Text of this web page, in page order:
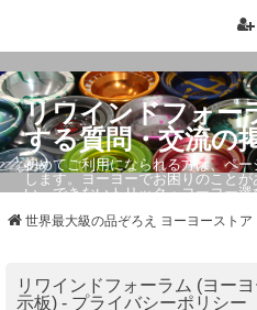
リワインドフォー
する質問・交流の
初めてご利用になられる方は、ペ
します。ヨーヨーでお困りのこと
い。できないトリック・ヨーヨー
世界最大級の品ぞろえ ヨーヨーストア
リワインドフォーラム (ヨー
示板) - プライバシーポリシー